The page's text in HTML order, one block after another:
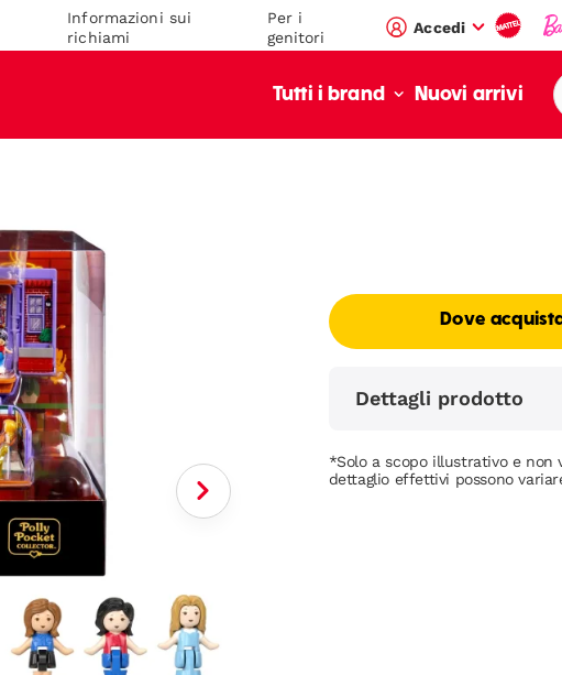
Informazioni sui
richiami
Per i
genitori
Accedi
Tutti i brand Nuovi arrivi
Dove
Dettagli prodotto
*Solo a scopo illustrativo e non
dettaglio effettivi possono